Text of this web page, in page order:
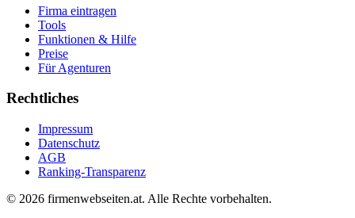
Firma eintragen
Tools
Funktionen & Hilfe
Preise
Für Agenturen
Rechtliches
Impressum
Datenschutz
AGB
Ranking-Transparenz
© 2026 firmenwebseiten.at. Alle Rechte vorbehalten.